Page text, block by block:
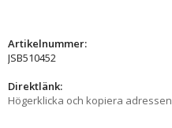
Artikelnummer:
JSB510452
Direktlänk:
Högerklicka och kopiera adressen